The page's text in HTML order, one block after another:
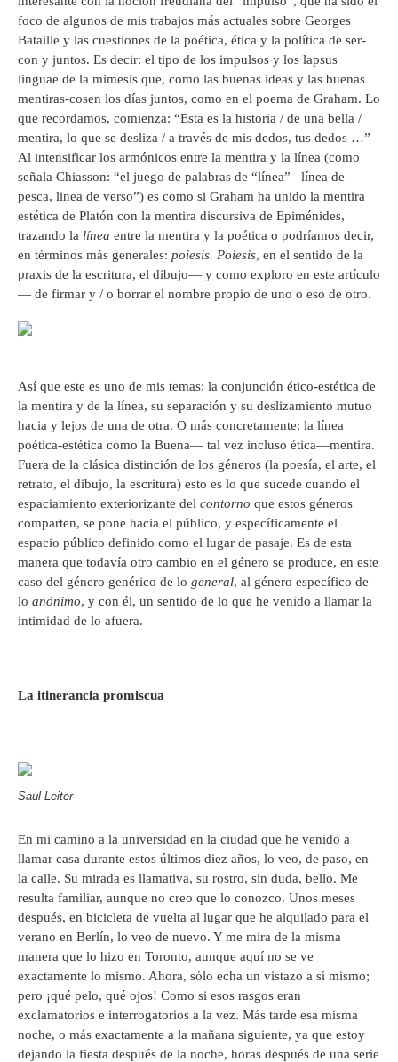
foco de algunos de mis trabajos más actuales sobre Georges
Bataille y las cuestiones de la poética, ética y la política de ser-
con y juntos. Es decir: el tipo de los impulsos y los lapsus
linguae de la mimesis que, como las buenas ideas y las buenas
mentiras-cosen los días juntos, como en el poema de Graham. Lo
que recordamos, comienza: “Esta es la historia / de una bella /
mentira, lo que se desliza / a través de mis dedos, tus dedos …”
Al intensificar los armónicos entre la mentira y la línea (como
señala Chiasson: “el juego de palabras de “línea” –línea de
pesca, linea de verso”) es como si Graham ha unido la mentira
estética de Platón con la mentira discursiva de Epiménides,
trazando la línea entre la mentira y la poética o podríamos decir,
en términos más generales: poiesis. Poiesis, en el sentido de la
praxis de la escritura, el dibujo— y como exploro en este artículo
— de firmar y / o borrar el nombre propio de uno o eso de otro.
Así que este es uno de mis temas: la conjunción ético-estética de
la mentira y de la línea, su separación y su deslizamiento mutuo
hacia y lejos de una de otra. O más concretamente: la línea
poética-estética como la Buena— tal vez incluso ética—mentira.
Fuera de la clásica distinción de los géneros (la poesía, el arte, el
retrato, el dibujo, la escritura) esto es lo que sucede cuando el
espaciamiento exteriorizante del contorno que estos géneros
comparten, se pone hacia el público, y específicamente el
espacio público definido como el lugar de pasaje. Es de esta
manera que todavía otro cambio en el género se produce, en este
caso del género genérico de lo general, al género específico de
lo anónimo, y con él, un sentido de lo que he venido a llamar la
intimidad de lo afuera.
La itinerancia promiscua
Saul Leiter
En mi camino a la universidad en la ciudad que he venido a
llamar casa durante estos últimos diez años, lo veo, de paso, en
la calle. Su mirada es llamativa, su rostro, sin duda, bello. Me
resulta familiar, aunque no creo que lo conozco. Unos meses
después, en bicicleta de vuelta al lugar que he alquilado para el
verano en Berlín, lo veo de nuevo. Y me mira de la misma
manera que lo hizo en Toronto, aunque aquí no se ve
exactamente lo mismo. Ahora, sólo echa un vistazo a sí mismo;
pero ¡qué pelo, qué ojos! Como si esos rasgos eran
exclamatorios e interrogatorios a la vez. Más tarde esa misma
noche, o más exactamente a la mañana siguiente, ya que estoy
dejando la fiesta después de la noche, horas después de una serie